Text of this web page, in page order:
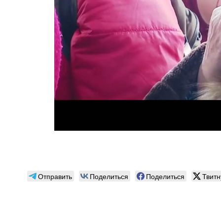
Отправить Поделиться Поделиться